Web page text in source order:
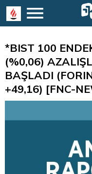
*BIST 100
(%0,06)
BAŞLADI
+49,16) [FNC-